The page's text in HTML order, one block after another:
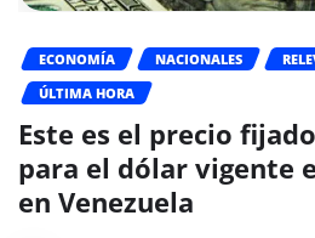
ECONOMÍA NACIONALES
ÚLTIMA HORA
Este es el precio
para el dólar vigente
en Venezuela